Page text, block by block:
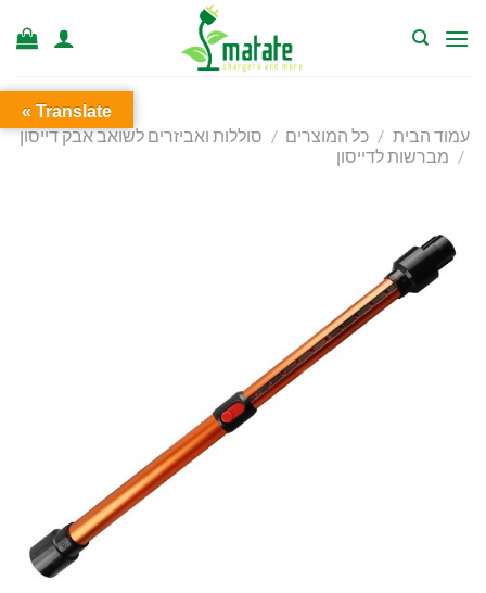
עמוד הבית / כל המוצרים / סוללות ואביזרים לשואב אבק דייסון
/ מברשות לדייסון
Translate »